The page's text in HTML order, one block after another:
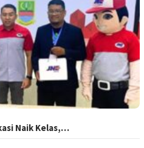
Naik Kelas,…